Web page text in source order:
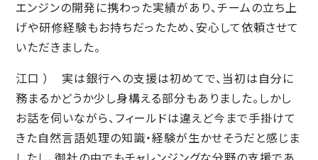
エンジンの開発に携わった実績があり、チームの立ち上
げや研修経験もお持ちだったため、安心して依頼させて
いただきました。
江口 ） 実は銀行への支援は初めてで、当初は自分に
務まるかどうか少し身構える部分もありました。しかし
お話を伺いながら、フィールドは違えど今まで手掛けて
きた自然言語処理の知識・経験が生かせそうだと感じま